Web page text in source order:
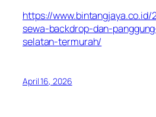
https://
sewa-backdrop-dan-
selatan-termurah/
April 16, 2026